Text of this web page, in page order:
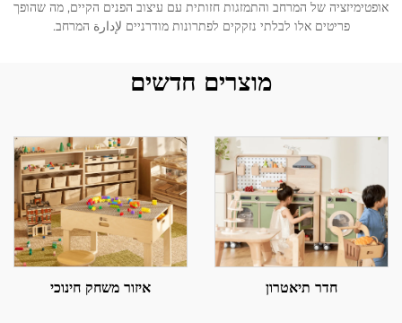
אופטימיזציה של המרחב והתמזגות חזותית עם עיצוב הפנים הקיים, מה שהופך
פריטים אלו לבלתי נזקקים לפתרונות מודרניים لإدارة המרחב.
מוצרים חדשים
חדר תיאטרון איזור משחק חינוכי